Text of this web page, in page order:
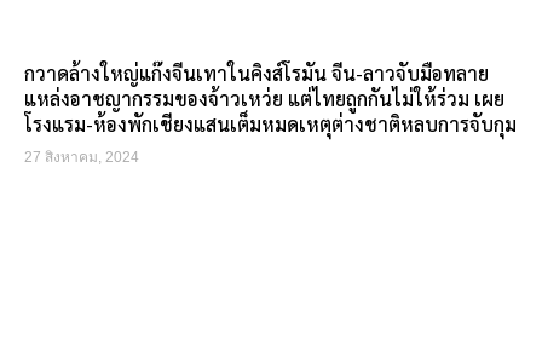
กวาดล้างใหญ่แก๊งจีนเทาในคิงส์โรมัน จีน-ลาวจับมือทลาย
แหล่งอาชญากรรมของจ้าวเหว่ย แต่ไทยถูกกันไม่ให้ร่วม เผย
โรงแรม-ห้องพักเชียงแสนเต็มหมดเหตุต่างชาติหลบการจับกุม
27 สิงหาคม, 2024